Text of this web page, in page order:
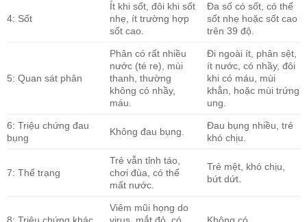
4: Sốt
Ít khi sốt, đôi khi sốt
nhẹ, ít trường hợp
sốt cao.
Đa số có sốt, có thể
sốt nhẹ hoặc sốt cao
trên 39 độ.
5: Quan sát phân
Phân có rất nhiều
nước (té re), mùi
thanh, thường
không có nhầy,
máu.
Đi ngoài ít, phân sệt,
ít nước, có nhầy, đôi
khi có máu, mùi
khẳn, hoặc mùi trứng
ung.
6: Triệu chứng đau
bụng
Không đau bụng.
Đau bụng nhiều, trẻ
khó chịu.
7: Thể trạng
Trẻ vẫn tỉnh táo,
chơi đùa, có thể
mất nước.
Trẻ mệt, khó chịu,
bứt dứt.
Viêm mũi họng do